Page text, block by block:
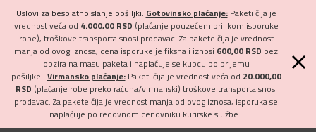
Uslovi za besplatno slanje pošiljki: Gotovinsko plaćanje:Paketi čija je
vrednost veća od 4.000,00 RSD (plaćanje pouzećem prilikom isporuke
robe), troškove transporta snosi prodavac. Za pakete čija je vrednost
manja od ovog iznosa, cena isporuke je fiksna i iznosi 600,00 RSD bez
obzira na masu paketa i naplaćuje se kupcu po prijemu
pošiljke. Virmansko plaćanje:Paketi čija je vrednost veća od 20.000,00
RSD (plaćanje robe preko računa/virmanski) troškove transporta snosi
prodavac. Za pakete čija je vrednost manja od ovog iznosa, isporuka se
naplaćuje po redovnom cenovniku kurirske službe.